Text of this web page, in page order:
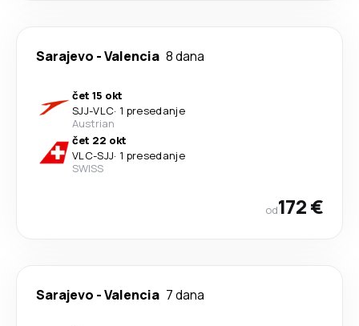
Sarajevo -Valencia 8 dana
čet 15 okt
SJJ-VLC· 1 presedanje
Austrian
čet 22 okt
VLC-SJJ· 1 presedanje
SWISS
od172 €
Sarajevo -Valencia 7 dana